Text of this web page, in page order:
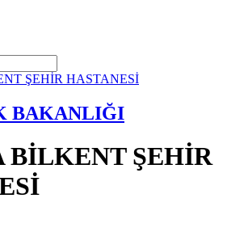
BAKANLIĞI
BİLKENT ŞEHİR